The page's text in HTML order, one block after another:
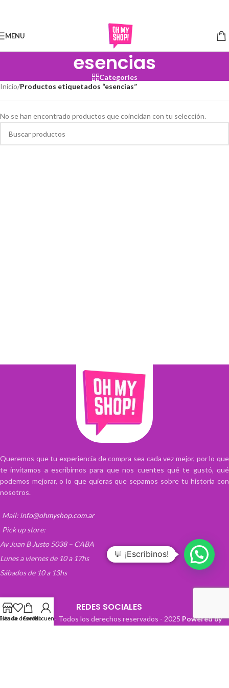
MENU
esencias
Categories
Inicio/Productos etiquetados “esencias”
No se han encontrado productos que coincidan con tu selección.
Queremos que tu experiencia de compra sea cada vez mejor, por lo que
te invitamos a escribirnos para que nos cuentes qué te gustó, qué
podemos mejorar, o lo que quieras que sepamos sobre tu historia con
nosotros.
Mail: info@ohmyshop.com.ar
Pick up store:
Av Juan B Justo 5038 – CABA
Lunes a viernes de 10 a 17hs
Sábados de 10 a 13hs
REDES SOCIALES
OhMyTienda! - Todos los derechos reservados - 2025 Powered by
de deseos
CarritoMi cuenta
💬 ¡Escribinos!